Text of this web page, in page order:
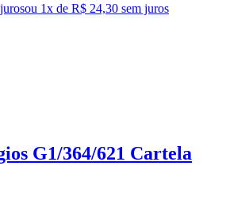
ou 1x de R$ 24,30 sem juros
G1/364/621 Cartela